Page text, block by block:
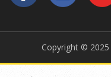
Copyright © 2025